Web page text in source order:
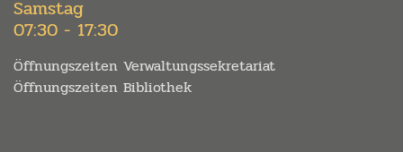
Samstag
07:30 - 17:30
Öffnungszeiten Verwaltungssekretariat
Öffnungszeiten Bibliothek